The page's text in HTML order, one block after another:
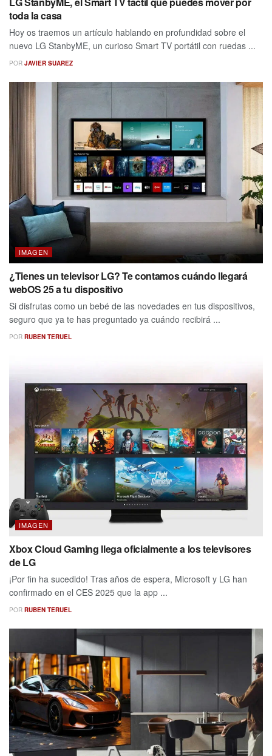
toda la casa
Hoy os traemos un artículo hablando en profundidad sobre el
nuevo LG StanbyME, un curioso Smart TV portátil con ruedas ...
POR JAVIER SUAREZ
IMAGEN
¿Tienes un televisor LG? Te contamos cuándo llegará
webOS 25 a tu dispositivo
Si disfrutas como un bebé de las novedades en tus dispositivos,
seguro que ya te has preguntado ya cuándo recibirá ...
POR RUBEN TERUEL
IMAGEN
Xbox Cloud Gaming llega oficialmente a los televisores
de LG
¡Por fin ha sucedido! Tras años de espera, Microsoft y LG han
confirmado en el CES 2025 que la app ...
POR RUBEN TERUEL